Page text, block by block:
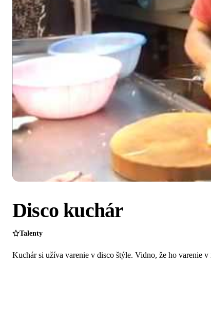
Disco kuchár
Talenty
Kuchár si užíva varenie v disco štýle. Vidno, že ho varenie